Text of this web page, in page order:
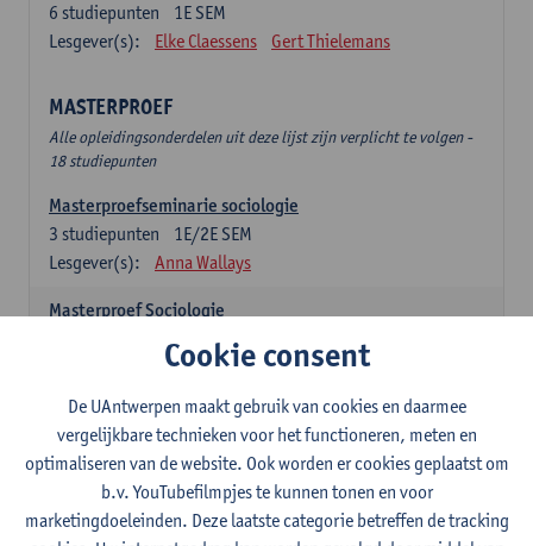
1E SEM
6 studiepunten
Lesgever(s):
Elke Claessens Gert Thielemans
MASTERPROEF
Alle opleidingsonderdelen uit deze lijst zijn verplicht te volgen -
18 studiepunten
Masterproefseminarie sociologie
1E/2E SEM
3 studiepunten
Lesgever(s):
Anna Wallays
Masterproef Sociologie
2E SEM
- NNB
SPECIALISATIE SOCIOLOGIE - twee clusters te
kiezen uit onderstaande lijst (24sp)
Specialisatiecluster Arbeid
Alle opleidingsonderdelen uit deze lijst zijn verplicht te volgen -
12 studiepunten
Cookie consent
De UAntwerpen maakt gebruik van cookies en daarmee
vergelijkbare technieken voor het functioneren, meten en
optimaliseren van de website. Ook worden er cookies geplaatst om
b.v. YouTubefilmpjes te kunnen tonen en voor
marketingdoeleinden. Deze laatste categorie betreffen de tracking